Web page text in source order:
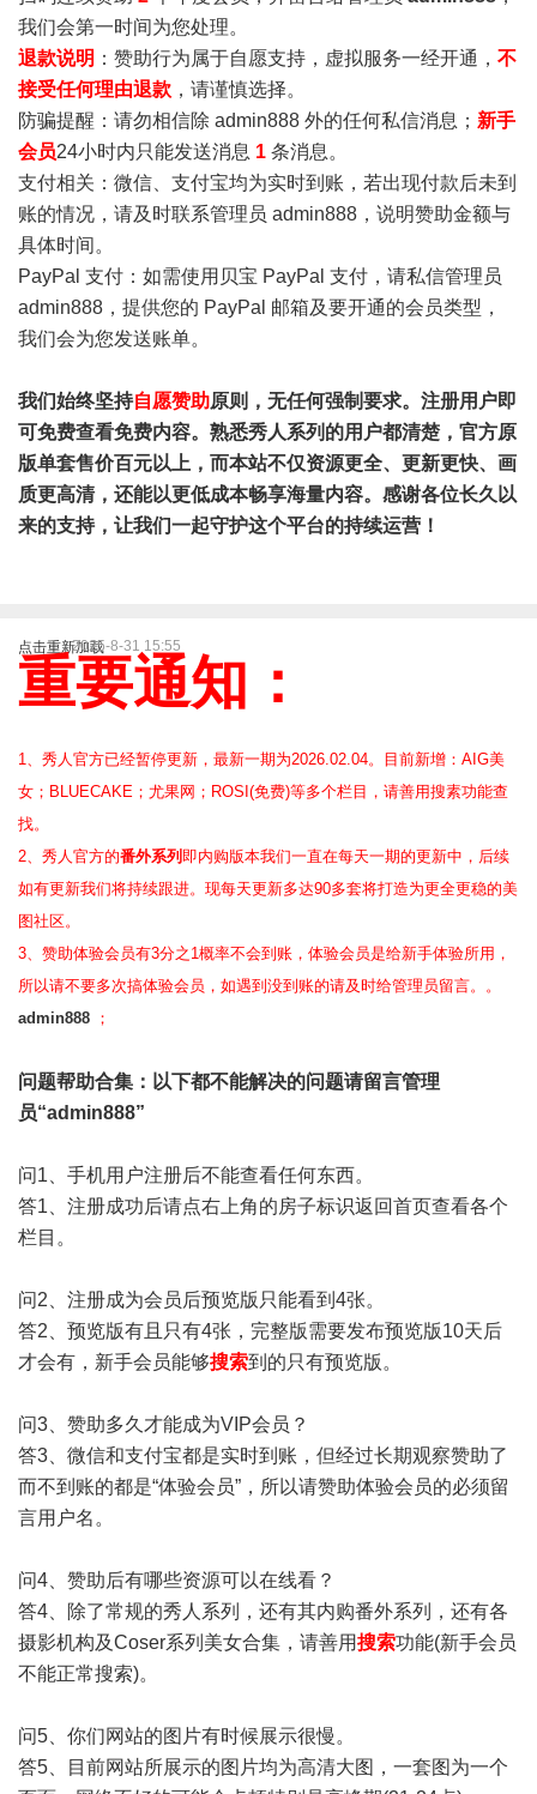
我们会第一时间为您处理。
退款说明 ：赞助行为属于自愿支持，虚拟服务一经开通， 不
接受任何理由退款 ，请谨慎选择。
防骗提醒：请勿相信除 admin888 外的任何私信消息； 新手
会员24小时内只能发送消息 1 条消息。
支付相关：微信、支付宝均为实时到账，若出现付款后未到
账的情况，请及时联系管理员 admin888，说明赞助金额与
具体时间。
PayPal 支付：如需使用贝宝 PayPal 支付，请私信管理员
admin888，提供您的 PayPal 邮箱及要开通的会员类型，
我们会为您发送账单。
我们始终坚持自愿赞助原则，无任何强制要求。注册用户即
可免费查看免费内容。熟悉秀人系列的用户都清楚，官方原
版单套售价百元以上，而本站不仅资源更全、更新更快、画
质更高清，还能以更低成本畅享海量内容。感谢各位长久以
来的支持，让我们一起守护这个平台的持续运营！
点击重新加载2025-8-31 15:55
重要通知：
1、秀人官方已经暂停更新，最新一期为2026.02.04。目前新增：AIG美
女；BLUECAKE；尤果网；ROSI(免费)等多个栏目，请善用搜素功能查
找。
2、 秀人官方的番外系列 即内购版本我们一直在每天一期的更新中，后续
如有更新我们将持续跟进。现每天更新多达90多套将打造为更全更稳的美
图社区。
3、赞助体验会员有3分之1概率不会到账，体验会员是给新手体验所用，
所以请不要多次搞体验会员，如遇到没到账的请及时给管理员留言。。
admin888 ；
问题帮助合集 ：以下都不能解决的问题请留言管理
员“admin888”
问1、手机用户注册后不能查看任何东西。
答1、注册成功后请点右上角的房子标识返回首页查看各个
栏目。
问2、注册成为会员后预览版只能看到4张。
答2、预览版有且只有4张，完整版需要发布预览版10天后
才会有，新手会员能够搜索到的只有预览版。
问3、赞助多久才能成为VIP会员？
答3、微信和支付宝都是实时到账，但经过长期观察赞助了
而不到账的都是“体验会员”，所以请赞助体验会员的必须留
言用户名。
问4、赞助后有哪些资源可以在线看？
答4、除了常规的秀人系列，还有其内购番外系列，还有各
摄影机构及Coser系列美女合集，请善用搜索功能(新手会员
不能正常搜索)。
问5、你们网站的图片有时候展示很慢。
答5、目前网站所展示的图片均为高清大图，一套图为一个